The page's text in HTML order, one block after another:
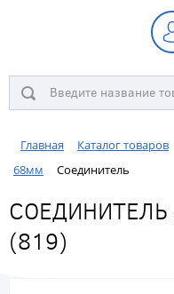
Главная Каталог товаров
68мм
Соединитель
(819)